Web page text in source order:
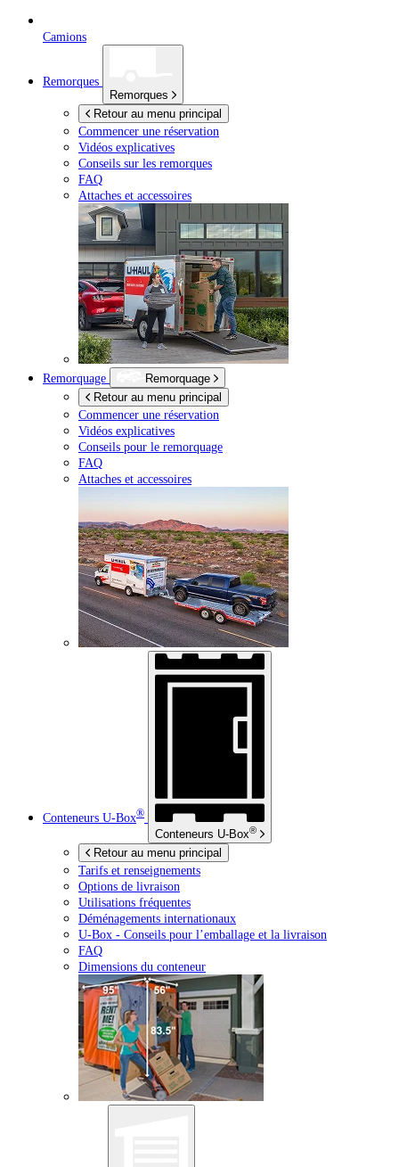
Camions
Remorques
Remorques
Retour au menu principal
Commencer une réservation
Vidéos explicatives
Conseils sur les remorques
FAQ
Attaches et accessoires
Remorquage
Remorquage
Retour au menu principal
Commencer une réservation
Vidéos explicatives
Conseils pour le remorquage
FAQ
Attaches et accessoires
Conteneurs U-Box®
Conteneurs U-Box®
Retour au menu principal
Tarifs et renseignements
Options de livraison
Utilisations fréquentes
Déménagements internationaux
U-Box - Conseils pour l’emballage et la livraison
FAQ
Dimensions du conteneur